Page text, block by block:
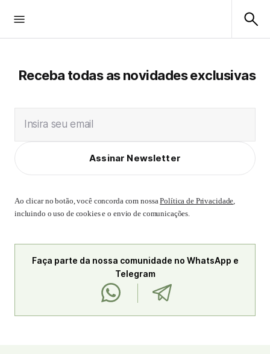
Receba todas as novidades exclusivas
Insira seu email
Assinar Newsletter
Ao clicar no botão, você concorda com nossaPolítica de Privacidade,
incluindo o uso de cookies e o envio de comunicações.
Faça parte da nossa comunidade no WhatsApp e
Telegram